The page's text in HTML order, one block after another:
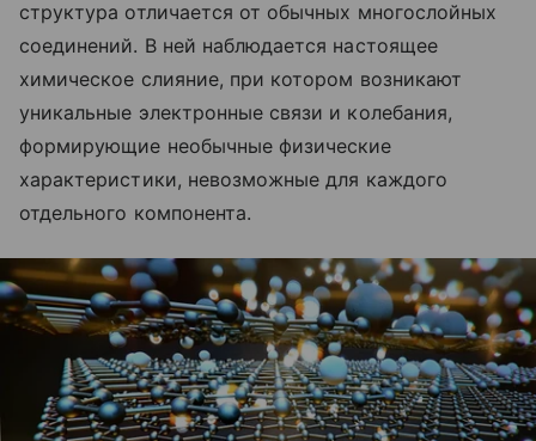
структура отличается от обычных многослойных
соединений. В ней наблюдается настоящее
химическое слияние, при котором возникают
уникальные электронные связи и колебания,
формирующие необычные физические
характеристики, невозможные для каждого
отдельного компонента.